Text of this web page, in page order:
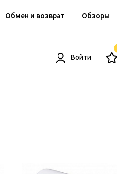
Обмен и возврат Обзоры
Войти